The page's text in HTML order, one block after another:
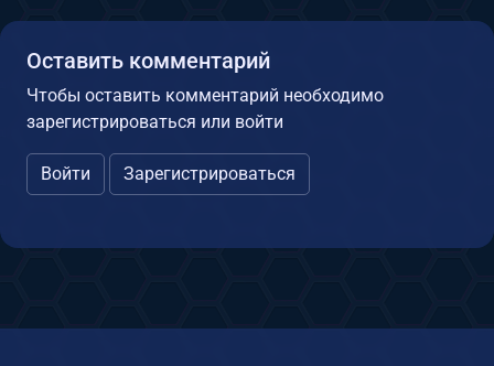
Оставить комментарий
Чтобы оставить комментарий необходимо
зарегистрироваться или войти
Войти Зарегистрироваться